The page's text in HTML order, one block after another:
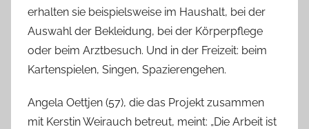
erhalten sie beispielsweise im Haushalt, bei der
Auswahl der Bekleidung, bei der Körperpflege
oder beim Arztbesuch. Und in der Freizeit: beim
Kartenspielen, Singen, Spazierengehen.
Angela Oettjen (57), die das Projekt zusammen
mit Kerstin Weirauch betreut, meint: „Die Arbeit ist